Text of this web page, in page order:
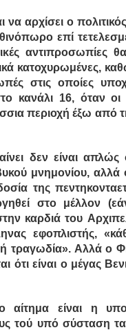
να αρχίσει ο
επί
αντιπροσωπίες
κατοχυρωμένες,
στις οποίες
κανάλι 16, όταν οι
περιοχή έξω από
δεν είναι απλώς
μνημονίου, αλλά
της
στο μέλλον
καρδιά του
εφοπλιστής,
τραγωδία». Αλλά ο
είναι ο μέγας
αίτημα είναι η
τού υπό σύσταση